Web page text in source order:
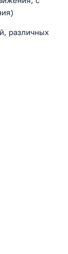
различных